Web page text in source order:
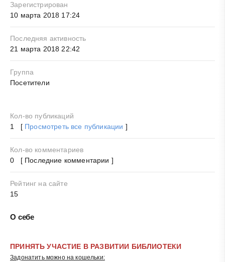
Зарегистрирован
10 марта 2018 17:24
Последняя активность
21 марта 2018 22:42
Группа
Посетители
Кол-во публикаций
1 [ Просмотреть все публикации ]
Кол-во комментариев
0 [ Последние комментарии ]
Рейтинг на сайте
15
О себе
ПРИНЯТЬ УЧАСТИЕ В РАЗВИТИИ БИБЛИОТЕКИ
Задонатить можно на кошельки: